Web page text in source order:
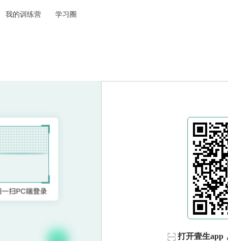
我的训练营 学习圈
打开壹生app